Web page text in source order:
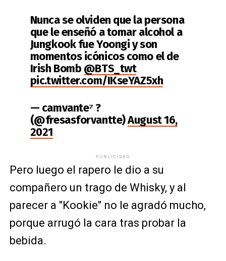
Nunca se olviden que la persona
que le enseñó a tomar alcohol a
Jungkook fue Yoongi y son
momentos icónicos como el de
Irish Bomb @BTS_twt
pic.twitter.com/IKseYAZ5xh
— camvante⁷ ?
(@fresasforvantte)August 16,
2021
PUBLICIDAD
Pero luego el rapero le dio a su
compañero un trago de Whisky, y al
parecer a "Kookie" no le agradó mucho,
porque arrugó la cara tras probar la
bebida.